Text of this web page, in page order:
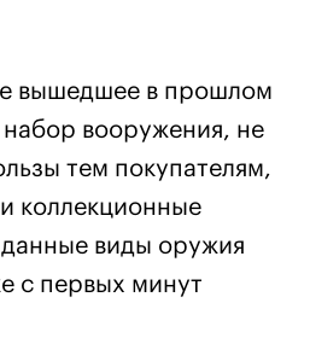
вышедшее в прошлом
вооружения, не
тем покупателям,
коллекционные
виды оружия
с первых минут